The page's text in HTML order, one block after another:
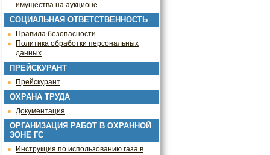
имущества на аукционе
СОЦИАЛЬНАЯ ОТВЕТСТВЕННОСТЬ
Правила безопасности
Политика обработки персональных
данных
ПРЕЙСКУРАНТ
Прейскурант
ОХРАНА ТРУДА
Документация
ОРГАНИЗАЦИЯ РАБОТ В ОХРАННОЙ
ЗОНЕ ГС
Инструкция по использованию газа в